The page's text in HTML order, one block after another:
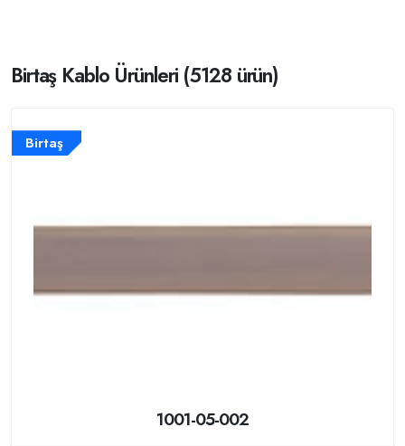
Birtaş Kablo Ürünleri (5128 ürün)
Birtaş
1001-05-002